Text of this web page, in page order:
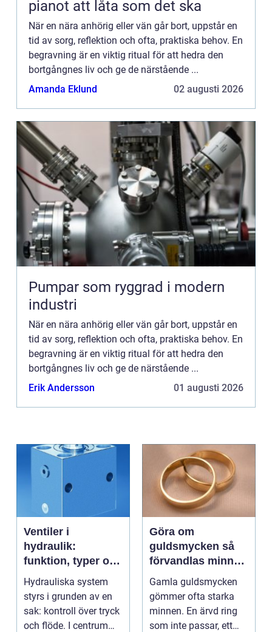
pianot att låta som det ska
När en nära anhörig eller vän går bort, uppstår en
tid av sorg, reflektion och ofta, praktiska behov. En
begravning är en viktig ritual för att hedra den
bortgångnes liv och ge de närstående ...
Amanda Eklund
02 augusti 2026
Pumpar som ryggrad i modern
industri
När en nära anhörig eller vän går bort, uppstår en
tid av sorg, reflektion och ofta, praktiska behov. En
begravning är en viktig ritual för att hedra den
bortgångnes liv och ge de närstående ...
Erik Andersson
01 augusti 2026
Ventiler i
hydraulik:
funktion, typer och
smarta val
Hydrauliska system
styrs i grunden av en
sak: kontroll över tryck
och flöde. I centrum
Göra om
guldsmycken så
förvandlas minnen
till nya favoriter
Gamla guldsmycken
gömmer ofta starka
minnen. En ärvd ring
som inte passar, ett